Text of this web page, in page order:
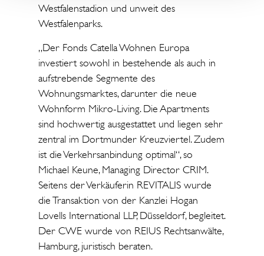
Westfalenstadion und unweit des
Westfalenparks.
„Der Fonds Catella Wohnen Europa
investiert sowohl in bestehende als auch in
aufstrebende Segmente des
Wohnungsmarktes, darunter die neue
Wohnform Mikro-Living. Die Apartments
sind hochwertig ausgestattet und liegen sehr
zentral im Dortmunder Kreuzviertel. Zudem
ist die Verkehrsanbindung optimal“, so
Michael Keune, Managing Director CRIM.
Seitens der Verkäuferin REVITALIS wurde
die Transaktion von der Kanzlei Hogan
Lovells International LLP, Düsseldorf, begleitet.
Der CWE wurde von REIUS Rechtsanwälte,
Hamburg, juristisch beraten.